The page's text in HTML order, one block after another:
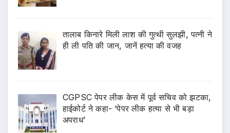
तालाब किनारे मिली लाश की गुत्थी सुलझी, पत्नी ने
ही ली पति की जान, जानें हत्या की वजह
CGPSC पेपर लीक केस में पूर्व सचिव को झटका,
हाईकोर्ट ने कहा- ‘पेपर लीक हत्या से भी बड़ा
अपराध’